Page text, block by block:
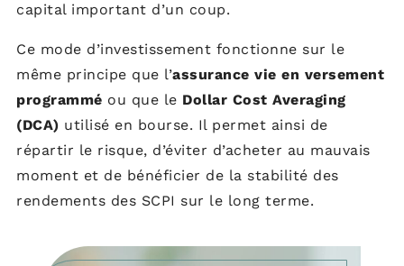
capital important d’un coup.
Ce mode d’investissement fonctionne sur le
même principe que l’assurance vie en versement
programmé ou que le Dollar Cost Averaging
(DCA) utilisé en bourse. Il permet ainsi de
répartir le risque, d’éviter d’acheter au mauvais
moment et de bénéficier de la stabilité des
rendements des SCPI sur le long terme.